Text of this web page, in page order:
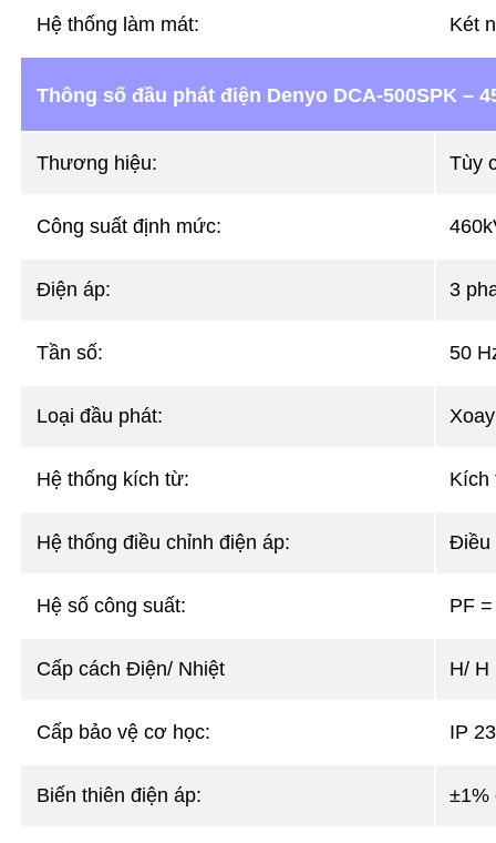
Hệ thống làm mát: Két
Thông số đầu phát điện Denyo DCA-500SPK –
Thương hiệu: Tùy
Công suất định mức:
Điện áp: 3
Tần số: 50
Loại đầu phát:
Hệ thống kích từ: Kích
Hệ thống điều chỉnh điện áp: Điều
Hệ số công suất: PF
Cấp cách Điện/ Nhiệt H/ H
Cấp bảo vệ cơ học: IP 23
Biến thiên điện áp: ±1%